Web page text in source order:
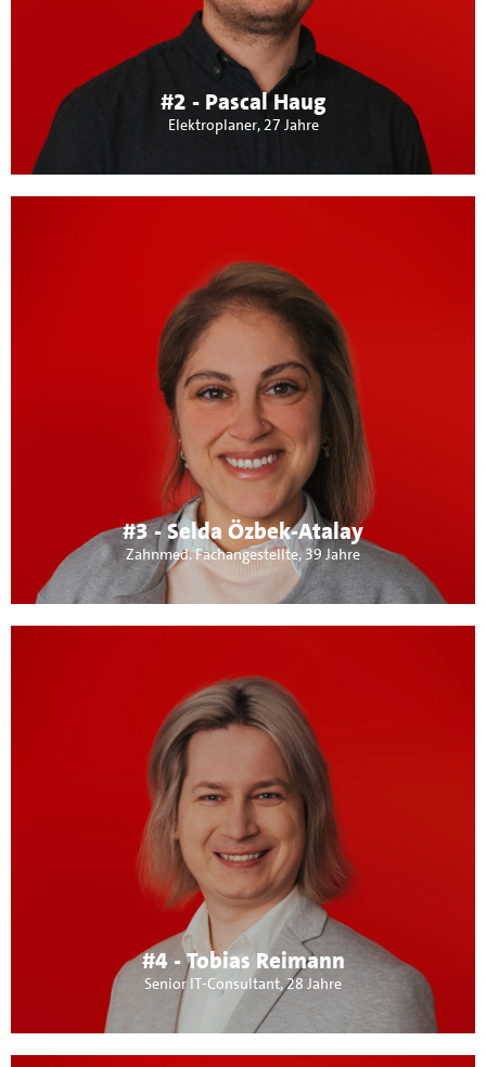
#2 - Pascal Haug
Elektroplaner, 27 Jahre
letzten Jahrzehnte muss dringen behoben wer- den.
Öffentliche Gebäude sollen Vorbild in Sachen
Energieeffizienz werden und die Infrastruktur der neuen
Ortsgröße entsprechen.
#3 - Selda Özbek-Atalay
Zahnmed. Fachangestellte, 39 Jahre
Über mich:
Verheiratet, Mutter von 2 Jungs (17 und 4 Jahre). Aktiv bin
ich im Elternbeirat der Kita St. Martin und als
Gruppenleiterin der Gartenfrauen Aidlingen. Meine
Schwerpunkte sind Familien und Kinder. Insbesondere
eine verlässliche Kitaversorgung sowie moderate
Essenskosten in Bildungseinrichtungen sind mir wichtig.
#4 - Tobias Reimann
Senior IT-Consultant, 28 Jahre
Über mich:
Vorsitzender Förderverein Bücherei Maichingen, Trainer
beim GSV Maichingen. Ich will, dass Sindelfingen sein
Potential endlich nutzt. Schneller planen, mehr schaffen!
Auch will ich ein starkes Maichingen innerhalb von
Sindelfingen.